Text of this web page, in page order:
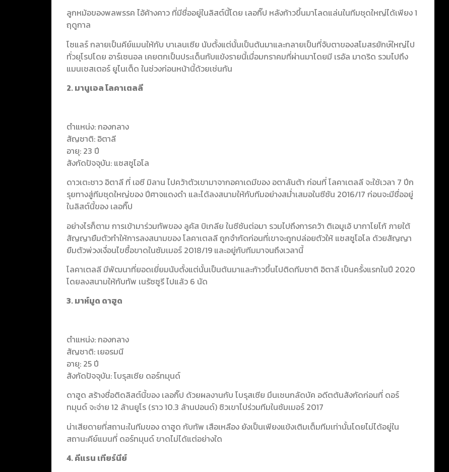
ลูกหม้อของพลพรรค ไอ้ค้างคาว ที่มีชื่ออยู่ในลิสต์นี้โดย เลอกิ๊ป หลังก้าวขึ้นมาโลดแล่นในทีมชุดใหญ่ได้เพียง 1
ฤดูกาล
โซแลร์ กลายเป็นคีย์แมนให้กับ บาเลนเซีย นับตั้งแต่นั้นเป็นต้นมาและกลายเป็นที่จับตาของสโมสรยักษ์ใหญ่ไป
ทั่วยุโรปโดย อาร์เซนอล เคยตกเป็นประเด็นกับแข้งรายนี้เมื่อมกราคมที่ผ่านมาโดยมี เรอัล มาดริด รวมไปถึง
แมนเชสเตอร์ ยูไนเต็ด ในช่วงก่อนหน้านี้ด้วยเช่นกัน
2. มานูเอล โลคาเตลลี
ตำแหน่ง: กองกลาง
สัญชาติ: อิตาลี
อายุ: 23 ปี
สังกัดปัจจุบัน: แซสซูโอโล
ดาวเตะชาว อิตาลี ที่ เอซี มิลาน ไปคว้าตัวเขามาจากอคาเดมีของ อตาลันต้า ก่อนที่ โลคาเตลลี จะใช้เวลา 7 ปีก
รุยทางสู่ทีมชุดใหญ่ของ ปีศาจแดงดำ และได้ลงสนามให้กับทีมอย่างสม่ำเสมอในซีซัน 2016/17 ก่อนจะมีชื่ออยู่
ในลิสต์นี้ของ เลอกิ๊ป
อย่างไรก็ตาม การเข้ามาร่วมทัพของ ลูคัส บิเกลีย ในซีซันต่อมา รวมไปถึงการคว้า ติเอมูเอ้ บากาโยโก้ ภายใต้
สัญญายืมตัวทำให้การลงสนามของ โลคาเตลลี ถูกจำกัดก่อนที่เขาจะถูกปล่อยตัวให้ แซสซูโอโล ด้วยสัญญา
ยืมตัวพ่วงเงื่อนไขซื้อขาดในซัมเมอร์ 2018/19 และอยู่กับทีมมาจนถึงเวลานี้
โลคาเตลลี มีพัฒนาที่ยอดเยี่ยมนับตั้งแต่นั้นเป็นต้นมาและก้าวขึ้นไปติดทีมชาติ อิตาลี เป็นครั้งแรกในปี 2020
โดยลงสนามให้กับทัพ เนรัซซูรี ไปแล้ว 6 นัด
3. มาห์มูด ดาฮูด
ตำแหน่ง: กองกลาง
สัญชาติ: เยอรมนี
อายุ: 25 ปี
สังกัดปัจจุบัน: โบรุสเซีย ดอร์ทมุนด์
ดาฮูด สร้างชื่อติดลิสต์นี้ของ เลอกิ๊ป ด้วยผลงานกับ โบรุสเซีย มึนเชนกลัดบัค อดีตต้นสังกัดก่อนที่ ดอร์
ทมุนด์ จะจ่าย 12 ล้านยูโร (ราว 10.3 ล้านปอนด์) ซิวเขาไปร่วมทีมในซัมเมอร์ 2017
น่าเสียดายที่สถานะในทีมของ ดาฮูด กับทัพ เสือเหลือง ยังเป็นเพียงแข้งเติมเต็มทีมเท่านั้นโดยไม่ได้อยู่ใน
สถานะคีย์แมนที่ ดอร์ทมุนด์ ขาดไม่ได้แต่อย่างใด
4. คีแรน เทียร์นีย์